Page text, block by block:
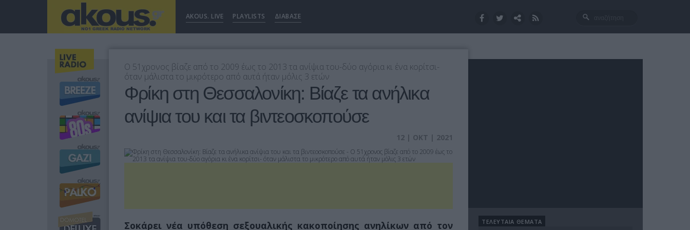
AKOUS. LIVE PLAYLISTS ΔΙΑΒΑΣΕ
Ο 51χρονος βίαζε από το 2009 έως το 2013 τα ανίψια του-δύο αγόρια κι ένα κορίτσι-
όταν μάλιστα το μικρότερο από αυτά ήταν μόλις 3 ετών
Φρίκη στη Θεσσαλονίκη: Βίαζε τα ανήλικα
ανίψια του και τα βιντεοσκοπούσε
12 | ΟΚΤ | 2021
Σοκάρει νέα υπόθεση σεξουαλικής κακοποίησης ανηλίκων από τον
ΤΕΛΕΥΤΑΙΑ ΘΕΜΑΤΑ